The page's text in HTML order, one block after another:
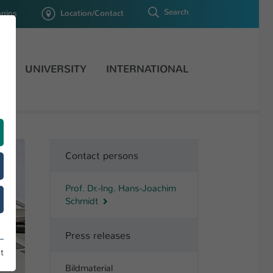
Location/Contact Search
UNIVERSITY INTERNATIONAL
Contact persons
Prof. Dr.-Ing. Hans-Joachim
Schmidt
Press releases
Bildmaterial